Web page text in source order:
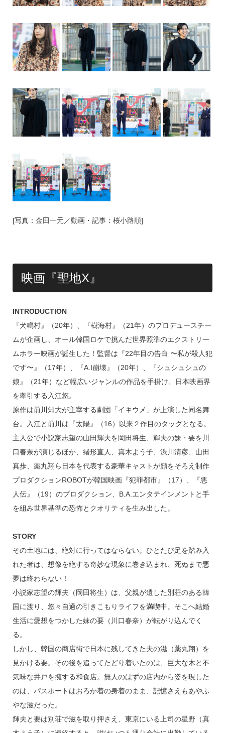
[写真：金田一元／動画・記事：桜小路順]
映画『聖地X』
INTRODUCTION
『犬鳴村』（20年）、『樹海村』（21年）のプロデュースチー
ムが企画し、オール韓国ロケで挑んだ世界照準のエクストリー
ムホラー映画が誕生した！監督は『22年目の告白 〜私が殺人犯
です〜』（17年）、『A.I崩壊』（20年）、『シュシュシュの
娘』（21年）など幅広いジャンルの作品を手掛け、日本映画界
を牽引する入江悠。
原作は前川知大が主宰する劇団「イキウメ」が上演した同名舞
台。入江と前川は『太陽』（16）以来２作目のタッグとなる。
主人公で小説家志望の山田輝夫を岡田将生、輝夫の妹・要を川
口春奈が演じるほか、緒形直人、真木よう子、渋川清彦、山田
真歩、薬丸翔ら日本を代表する豪華キャストが顔をそろえ制作
プロダクションROBOTが韓国映画『犯罪都市』（17）、『悪
人伝』（19）のプロダクション、B.A.エンタテインメントと手
を組み世界基準の恐怖とクオリティを生み出した。
STORY
その土地には、絶対に行ってはならない。ひとたび足を踏み入
れた者は、想像を絶する奇妙な現象に巻き込まれ、死ぬまで悪
夢は終わらない！
小説家志望の輝夫（岡田将生）は、父親が遺した別荘のある韓
国に渡り、悠々自適の引きこもりライフを満喫中。そこへ結婚
生活に愛想をつかした妹の要（川口春奈）が転がり込んでく
る。
しかし、韓国の商店街で日本に残してきた夫の滋（薬丸翔）を
見かける要。その後を追ってたどり着いたのは、巨大な木と不
気味な井戸を擁する和食店。無人のはずの店内から姿を現した
のは、パスポートはおろか着の身着のまま、記憶さえもあやふ
やな滋だった。
輝夫と要は別荘で滋を取り押さえ、東京にいる上司の星野（真